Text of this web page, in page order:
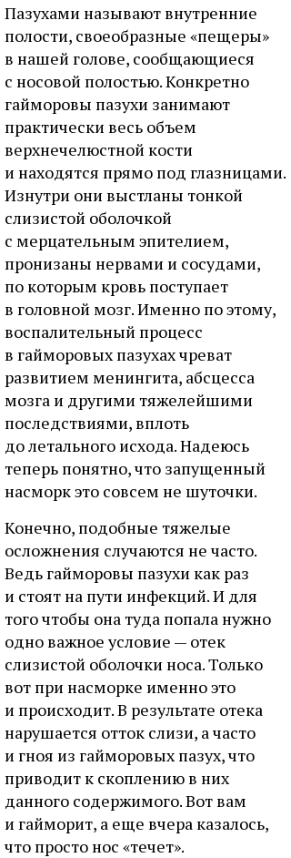
Пазухами называют внутренние
полости, своеобразные «пещеры»
в нашей голове, сообщающиеся
с носовой полостью. Конкретно
гайморовы пазухи занимают
практически весь объем
верхнечелюстной кости
и находятся прямо под глазницами.
Изнутри они выстланы тонкой
слизистой оболочкой
с мерцательным эпителием,
пронизаны нервами и сосудами,
по которым кровь поступает
в головной мозг. Именно по этому,
воспалительный процесс
в гайморовых пазухах чреват
развитием менингита, абсцесса
мозга и другими тяжелейшими
последствиями, вплоть
до летального исхода. Надеюсь
теперь понятно, что запущенный
насморк это совсем не шуточки.
Конечно, подобные тяжелые
осложнения случаются не часто.
Ведь гайморовы пазухи как раз
и стоят на пути инфекций. И для
того чтобы она туда попала нужно
одно важное условие — отек
слизистой оболочки носа. Только
вот при насморке именно это
и происходит. В результате отека
нарушается отток слизи, а часто
и гноя из гайморовых пазух, что
приводит к скоплению в них
данного содержимого. Вот вам
и гайморит, а еще вчера казалось,
что просто нос «течет».